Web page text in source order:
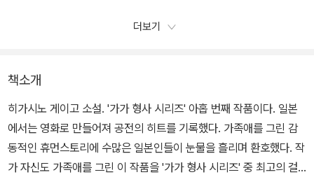
더보기
책소개
히가시노 게이고 소설. '가가 형사 시리즈' 아홉 번째 작품이다. 일본
에서는 영화로 만들어져 공전의 히트를 기록했다. 가족애를 그린 감
동적인 휴먼스토리에 수많은 일본인들이 눈물을 흘리며 환호했다. 작
가 자신도 가족애를 그린 이 작품을 '가가 형사 시리즈' 중 최고의 걸